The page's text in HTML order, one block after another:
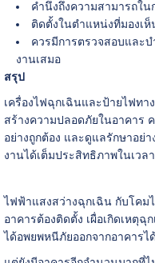
คำนึงถึงความสามารถใน
ติดตั้งในตำแหน่งที่มองเห็
ควรมีการตรวจสอบและบ
งานเสมอ
สรุป
เครื่องไฟฉุกเฉินและป้ายไฟท
สร้างความปลอดภัยในอาคาร
อย่างถูกต้อง และดูแลรักษาอย่
งานได้เต็มประสิทธิภาพในเวล
ไฟฟ้าแสงสว่างฉุกเฉิน กับโคม
อาคารต้องติดตั้ง เผื่อเกิดเหตุ
ได้อพยพหนีภัยออกจากอาคารไ